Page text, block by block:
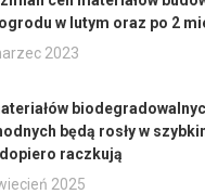
w lutym oraz po 2
2023
będą rosły w
raczkują
2025